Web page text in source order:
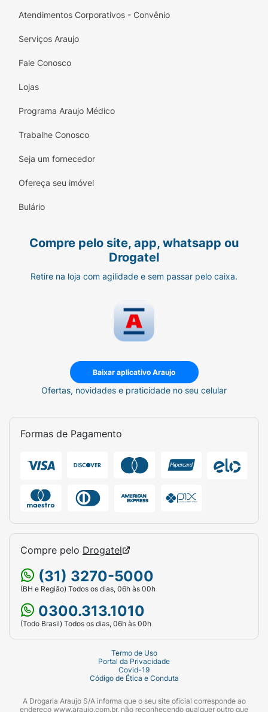
Culturama.
Tema:
Marvel Spider-Man.
Atendimentos Corporativos - Convênio
Serviços Araujo
Fale Conosco
Lojas
Programa Araujo Médico
Trabalhe Conosco
Seja um fornecedor
Ofereça seu imóvel
Bulário
Compre pelo site, app, whatsapp ou
Drogatel
Retire na loja com agilidade e sem passar pelo caixa.
Baixar aplicativo Araujo
Ofertas, novidades e praticidade no seu celular
Formas de Pagamento
Compre pelo Drogatel
(31) 3270-5000
(BH e Região) Todos os dias, 06h às 00h
0300.313.1010
(Todo Brasil) Todos os dias, 06h às 00h
Termo de Uso
Portal da Privacidade
Covid-19
Código de Ética e Conduta
A Drogaria Araujo S/A informa que o seu site oficial corresponde ao
endereço www.araujo.com.br, não reconhecendo qualquer outro que